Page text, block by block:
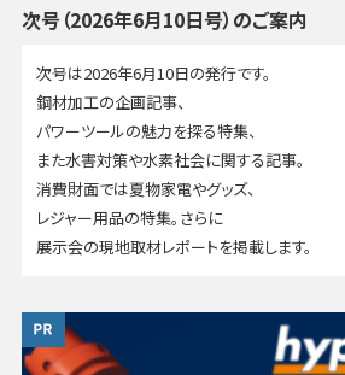
次号（2026年6月10日号）のご案内
次号は2026年6月10日の発行です。
鋼材加工の企画記事、
パワーツールの魅力を探る特集、
また水害対策や水素社会に関する記事。
消費財面では夏物家電やグッズ、
レジャー用品の特集。さらに
展示会の現地取材レポートを掲載します。